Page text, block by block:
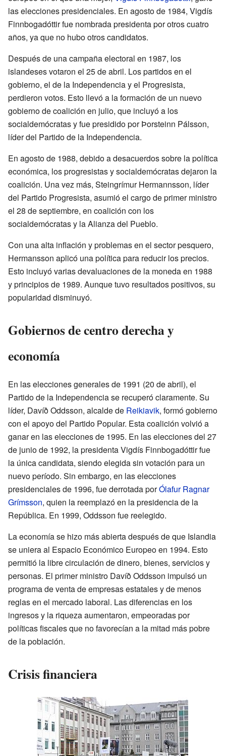
las elecciones presidenciales. En agosto de 1984, Vigdís
Finnbogadóttir fue nombrada presidenta por otros cuatro
años, ya que no hubo otros candidatos.
Después de una campaña electoral en 1987, los
islandeses votaron el 25 de abril. Los partidos en el
gobierno, el de la Independencia y el Progresista,
perdieron votos. Esto llevó a la formación de un nuevo
gobierno de coalición en julio, que incluyó a los
socialdemócratas y fue presidido por Þorsteinn Pálsson,
líder del Partido de la Independencia.
En agosto de 1988, debido a desacuerdos sobre la política
económica, los progresistas y socialdemócratas dejaron la
coalición. Una vez más, Steingrímur Hermannsson, líder
del Partido Progresista, asumió el cargo de primer ministro
el 28 de septiembre, en coalición con los
socialdemócratas y la Alianza del Pueblo.
Con una alta inflación y problemas en el sector pesquero,
Hermansson aplicó una política para reducir los precios.
Esto incluyó varias devaluaciones de la moneda en 1988
y principios de 1989. Aunque tuvo resultados positivos, su
popularidad disminuyó.
Gobiernos de centro derecha y
economía
En las elecciones generales de 1991 (20 de abril), el
Partido de la Independencia se recuperó claramente. Su
líder, Davíð Oddsson, alcalde de Reikiavik, formó gobierno
con el apoyo del Partido Popular. Esta coalición volvió a
ganar en las elecciones de 1995. En las elecciones del 27
de junio de 1992, la presidenta Vigdís Finnbogadóttir fue
la única candidata, siendo elegida sin votación para un
nuevo período. Sin embargo, en las elecciones
presidenciales de 1996, fue derrotada porÓlafur Ragnar
Grímsson, quien la reemplazó en la presidencia de la
República. En 1999, Oddsson fue reelegido.
La economía se hizo más abierta después de que Islandia
se uniera al Espacio Económico Europeo en 1994. Esto
permitió la libre circulación de dinero, bienes, servicios y
personas. El primer ministro Davíð Oddsson impulsó un
programa de venta de empresas estatales y de menos
reglas en el mercado laboral. Las diferencias en los
ingresos y la riqueza aumentaron, empeoradas por
políticas fiscales que no favorecían a la mitad más pobre
de la población.
Crisis financiera